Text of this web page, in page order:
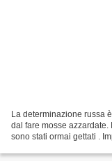
La determinazione russa
dal fare mosse
sono stati ormai gettati .